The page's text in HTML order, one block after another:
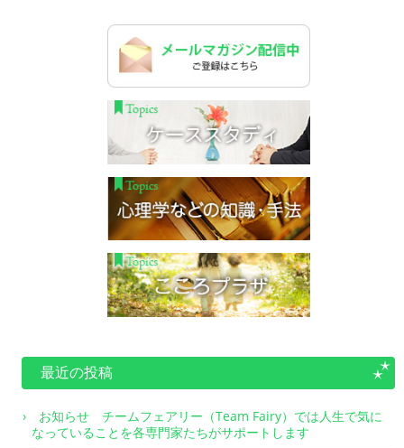
最近の投稿
お知らせ チームフェアリー（Team Fairy）では人生で気に
なっていることを各専門家たちがサポートします